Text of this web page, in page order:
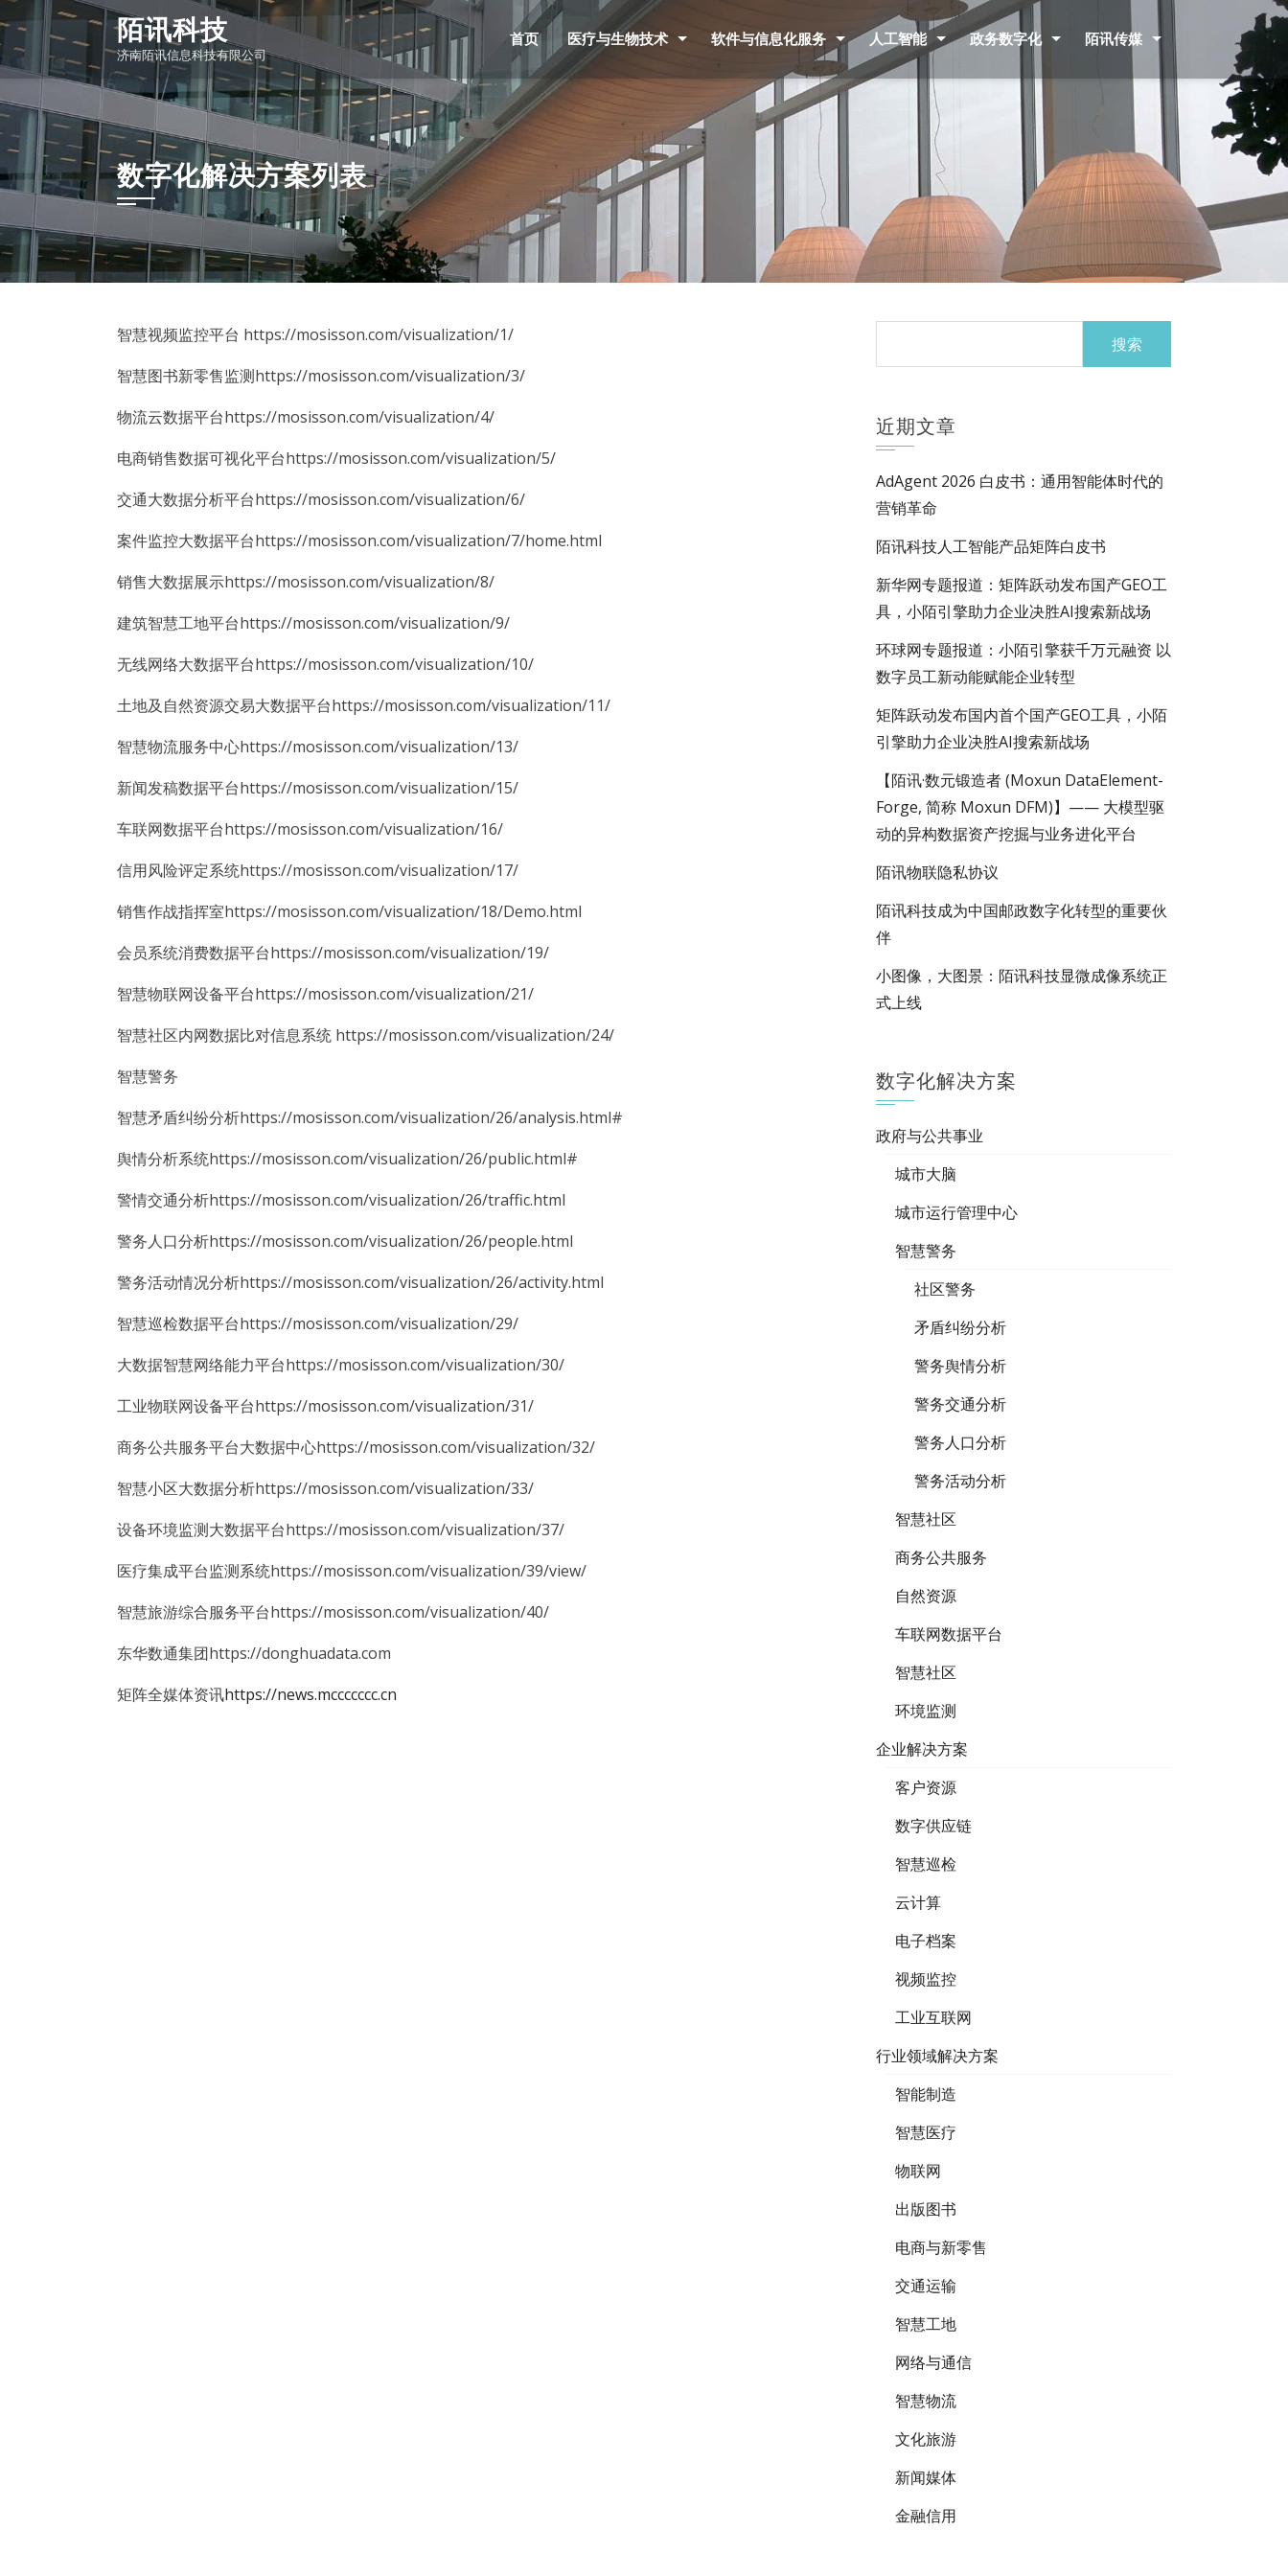
to
content
陌讯科技
济南陌讯信息科技有限公司
首页 医疗与生物技术 软件与信息化服务 人工智能 政务数字化 陌讯传媒
数字化解决方案列表
智慧视频监控平台 https://mosisson.com/visualization/1/
智慧图书新零售监测https://mosisson.com/visualization/3/
物流云数据平台https://mosisson.com/visualization/4/
电商销售数据可视化平台https://mosisson.com/visualization/5/
交通大数据分析平台https://mosisson.com/visualization/6/
案件监控大数据平台https://mosisson.com/visualization/7/home.html
销售大数据展示https://mosisson.com/visualization/8/
建筑智慧工地平台https://mosisson.com/visualization/9/
无线网络大数据平台https://mosisson.com/visualization/10/
土地及自然资源交易大数据平台https://mosisson.com/visualization/11/
智慧物流服务中心https://mosisson.com/visualization/13/
新闻发稿数据平台https://mosisson.com/visualization/15/
车联网数据平台https://mosisson.com/visualization/16/
信用风险评定系统https://mosisson.com/visualization/17/
销售作战指挥室https://mosisson.com/visualization/18/Demo.html
会员系统消费数据平台https://mosisson.com/visualization/19/
智慧物联网设备平台https://mosisson.com/visualization/21/
智慧社区内网数据比对信息系统 https://mosisson.com/visualization/24/
智慧警务
智慧矛盾纠纷分析https://mosisson.com/visualization/26/analysis.html#
舆情分析系统https://mosisson.com/visualization/26/public.html#
警情交通分析https://mosisson.com/visualization/26/traffic.html
警务人口分析https://mosisson.com/visualization/26/people.html
警务活动情况分析https://mosisson.com/visualization/26/activity.html
智慧巡检数据平台https://mosisson.com/visualization/29/
大数据智慧网络能力平台https://mosisson.com/visualization/30/
工业物联网设备平台https://mosisson.com/visualization/31/
商务公共服务平台大数据中心https://mosisson.com/visualization/32/
智慧小区大数据分析https://mosisson.com/visualization/33/
设备环境监测大数据平台https://mosisson.com/visualization/37/
医疗集成平台监测系统https://mosisson.com/visualization/39/view/
智慧旅游综合服务平台https://mosisson.com/visualization/40/
东华数通集团https://donghuadata.com
矩阵全媒体资讯https://news.mccccccc.cn
近期文章
AdAgent 2026 白皮书：通用智能体时代的
营销革命
陌讯科技人工智能产品矩阵白皮书
新华网专题报道：矩阵跃动发布国产GEO工
具，小陌引擎助力企业决胜AI搜索新战场
环球网专题报道：小陌引擎获千万元融资 以
数字员工新动能赋能企业转型
矩阵跃动发布国内首个国产GEO工具，小陌
引擎助力企业决胜AI搜索新战场
【陌讯·数元锻造者 (Moxun DataElement-
Forge, 简称 Moxun DFM)】—— 大模型驱
动的异构数据资产挖掘与业务进化平台
陌讯物联隐私协议
陌讯科技成为中国邮政数字化转型的重要伙
伴
小图像，大图景：陌讯科技显微成像系统正
式上线
数字化解决方案
政府与公共事业
城市大脑
城市运行管理中心
智慧警务
社区警务
矛盾纠纷分析
警务舆情分析
警务交通分析
警务人口分析
警务活动分析
智慧社区
商务公共服务
自然资源
车联网数据平台
智慧社区
环境监测
企业解决方案
客户资源
数字供应链
智慧巡检
云计算
电子档案
视频监控
工业互联网
行业领域解决方案
智能制造
智慧医疗
物联网
出版图书
电商与新零售
交通运输
智慧工地
网络与通信
智慧物流
文化旅游
新闻媒体
金融信用